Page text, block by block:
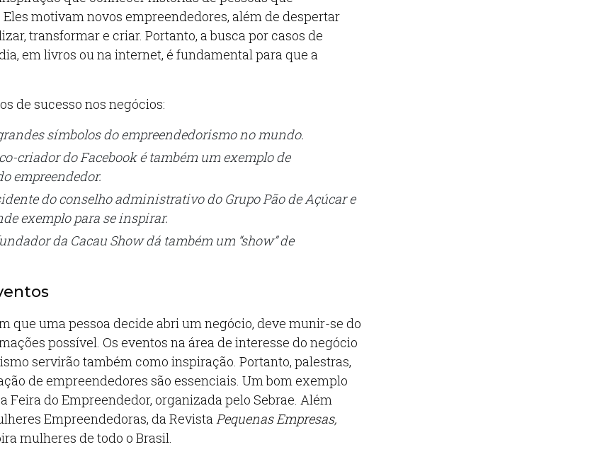
motivam novos empreendedores, além de despertar
transformar e criar. Portanto, a busca por casos de
em livros ou na internet, é fundamental para que a
de sucesso nos negócios:
símbolos do empreendedorismo no mundo.
criador do Facebook é também um exemplo de
empreendedor.
do conselho administrativo do Grupo Pão de Açúcar e
exemplo para se inspirar.
da Cacau Show dá também um “show” de
que uma pessoa decide abri um negócio, deve munir-se do
possível. Os eventos na área de interesse do negócio
servirão também como inspiração. Portanto, palestras,
de empreendedores são essenciais. Um bom exemplo
Feira do Empreendedor, organizada pelo Sebrae. Além
Empreendedoras, da RevistaPequenas Empresas,
mulheres de todo o Brasil.